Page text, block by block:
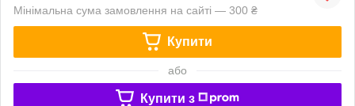
Мінімальна сума замовлення на сайті — 300 ₴
Купити
або
Купити з